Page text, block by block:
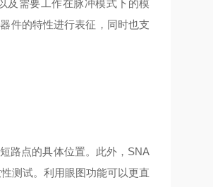
及需要工作在脉冲模式下的模
件的特性进行表征，同时也支
路点的具体位置。此外， SNA
测试。利用眼图功能可以更直